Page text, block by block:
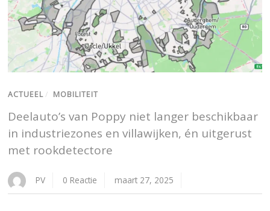
ACTUEEL / MOBILITEIT
Deelauto’s van Poppy niet langer beschikbaar
in industriezones en villawijken, én uitgerust
met rookdetectore
PV 0 Reactie maart 27, 2025